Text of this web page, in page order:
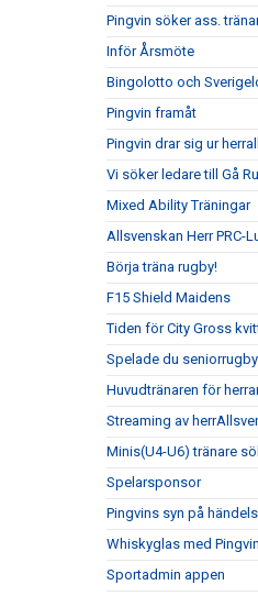
Pingvin söker ass.
Inför Årsmöte
Bingolotto och
Pingvin framåt
Pingvin drar sig ur
Vi söker ledare till Gå
Mixed Ability Träningar
Allsvenskan Herr PRC-
Börja träna rugby!
F15 Shield Maidens
Tiden för City Gross
Spelade du
Huvudtränaren för
Streaming av
Minis(U4-U6) tränare
Spelarsponsor
Pingvins syn på
Whiskyglas med
Sportadmin appen